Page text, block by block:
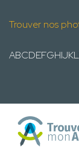
Trouver nos
ABCDEFGHIJKL